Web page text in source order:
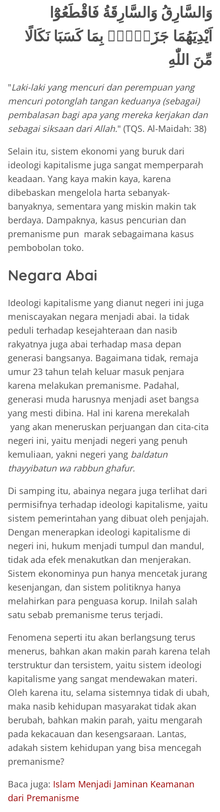
وَالسَّارِقُ وَالسَّارِقَةُ فَاقْطَعُوْٓا
اَيْدِيَهُمَا جَزَاۤءًۢ بِمَا كَسَبَا نَكَالًا
مِّنَ اللّٰهِ
"Laki-laki yang mencuri dan perempuan yang
mencuri potonglah tangan keduanya (sebagai)
pembalasan bagi apa yang mereka kerjakan dan
sebagai siksaan dari Allah." (TQS. Al-Maidah: 38)
Selain itu, sistem ekonomi yang buruk dari
ideologi kapitalisme juga sangat memperparah
keadaan. Yang kaya makin kaya, karena
dibebaskan mengelola harta sebanyak-
banyaknya, sementara yang miskin makin tak
berdaya. Dampaknya, kasus pencurian dan
premanisme pun marak sebagaimana kasus
pembobolan toko.
Negara Abai
Ideologi kapitalisme yang dianut negeri ini juga
meniscayakan negara menjadi abai. Ia tidak
peduli terhadap kesejahteraan dan nasib
rakyatnya juga abai terhadap masa depan
generasi bangsanya. Bagaimana tidak, remaja
umur 23 tahun telah keluar masuk penjara
karena melakukan premanisme. Padahal,
generasi muda harusnya menjadi aset bangsa
yang mesti dibina. Hal ini karena merekalah
yang akan meneruskan perjuangan dan cita-cita
negeri ini, yaitu menjadi negeri yang penuh
kemuliaan, yakni negeri yang baldatun
thayyibatun wa rabbun ghafur.
Di samping itu, abainya negara juga terlihat dari
permisifnya terhadap ideologi kapitalisme, yaitu
sistem pemerintahan yang dibuat oleh penjajah.
Dengan menerapkan ideologi kapitalisme di
negeri ini, hukum menjadi tumpul dan mandul,
tidak ada efek menakutkan dan menjerakan.
Sistem ekonominya pun hanya mencetak jurang
kesenjangan, dan sistem politiknya hanya
melahirkan para penguasa korup. Inilah salah
satu sebab premanisme terus terjadi.
Fenomena seperti itu akan berlangsung terus
menerus, bahkan akan makin parah karena telah
terstruktur dan tersistem, yaitu sistem ideologi
kapitalisme yang sangat mendewakan materi.
Oleh karena itu, selama sistemnya tidak di ubah,
maka nasib kehidupan masyarakat tidak akan
berubah, bahkan makin parah, yaitu mengarah
pada kekacauan dan kesengsaraan. Lantas,
adakah sistem kehidupan yang bisa mencegah
premanisme?
Baca juga: Islam Menjadi Jaminan Keamanan
dari Premanisme